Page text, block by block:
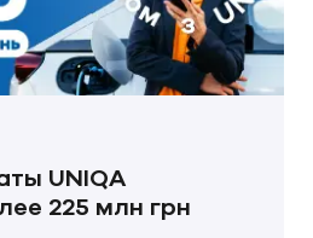
UNIQA
225 млн грн